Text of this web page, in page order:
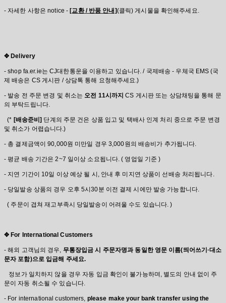
- 자세한 사항은 notice - [교환 / 반품 안내](클릭) 게시물을 확인해주세요.
✥ Delivery
- shop fa.er.ie는 CJ대한통운을 이용하고 있습니다. / 국제배송 - 우체국 EMS (국
제 배송은 CS 게시판 / 상담톡 통해 요청해주세요.)
- 발송 전 주문 변경 및 취소는 오전 11시까지 CS 게시판 또는 상담채팅을 통해 문
의 부탁드립니다.
(* [배송준비] 단계의 주문 건은 상품 입고 및 택배사 인계 처리 중으로 주문 변경
및 취소가 어렵습니다.)
- 총 결제금액이 90,000원 미만일 경우 3,000원의 배송비가 추가됩니다.
- 평균 배송 기간은 2~7 일이상 소요됩니다. ( 영업일 기준 )
- 지연 기간이 10일 이상 예상 될 시, 안내 후 미지연 상품이 선배송 처리됩니다.
- 당일발송 상품의 경우 오후 5시30분 이전 결제 시에만 발송 가능합니다.
( 주문이 겹쳐 재고부족시 당일발송이 어려울 수도 있습니다. )
✥ For International Customers
-해외 고객님의 경우, 무통장입금 시 주문자명과 동일한 영문 이름(띄어쓰기·대소
문자 포함)으로 입금해 주세요.
정보가 일치하지 않을 경우 자동 입금 확인이 불가능하며, 별도의 안내 없이 주
문이 자동 취소될 수 있습니다.
- For international customers, please make your bank transfer using the